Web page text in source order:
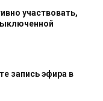
участвовать,
запись эфира в